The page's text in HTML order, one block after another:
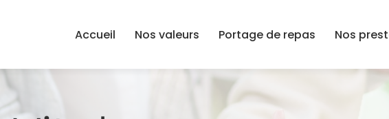
Accueil
Nos valeurs Portage de repas Nos
Aide au